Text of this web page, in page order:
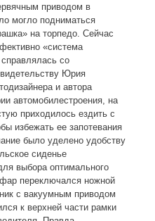
приводом в
могло подниматься
на торпедо. Сейчас
«система
справлялась со
Юрия
и автора
автомобилестроения, на
приходилось ездить с
избежать ее запотевания
было уделено удобству
сиденье
выбора оптимального
переключался ножной
с вакуумным приводом
к верхней части рамки